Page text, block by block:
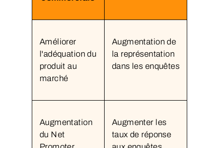
Améliorer
l'adéquation du
produit au
marché
Augmentation de
la représentation
dans les enquêtes
Augmentation
du Net
Augmenter les
taux de réponse